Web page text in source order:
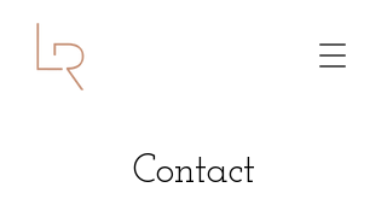
Contact